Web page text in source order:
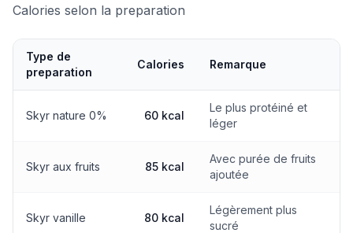
Calories selon la preparation
Type de
preparation
Calories Remarque
Skyr nature 0% 60 kcal
Le plus protéiné et
léger
Skyr aux fruits 85 kcal
Avec purée de fruits
ajoutée
Skyr vanille 80 kcal
Légèrement plus
sucré